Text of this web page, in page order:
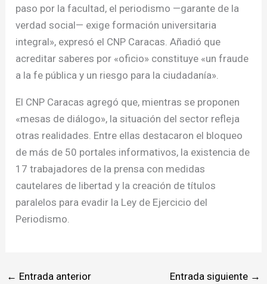
paso por la facultad, el periodismo —garante de la
verdad social— exige formación universitaria
integral», expresó el CNP Caracas. Añadió que
acreditar saberes por «oficio» constituye «un fraude
a la fe pública y un riesgo para la ciudadanía».
El CNP Caracas agregó que, mientras se proponen
«mesas de diálogo», la situación del sector refleja
otras realidades. Entre ellas destacaron el bloqueo
de más de 50 portales informativos, la existencia de
17 trabajadores de la prensa con medidas
cautelares de libertad y la creación de títulos
paralelos para evadir la Ley de Ejercicio del
Periodismo.
← Entrada anterior Entrada siguiente →